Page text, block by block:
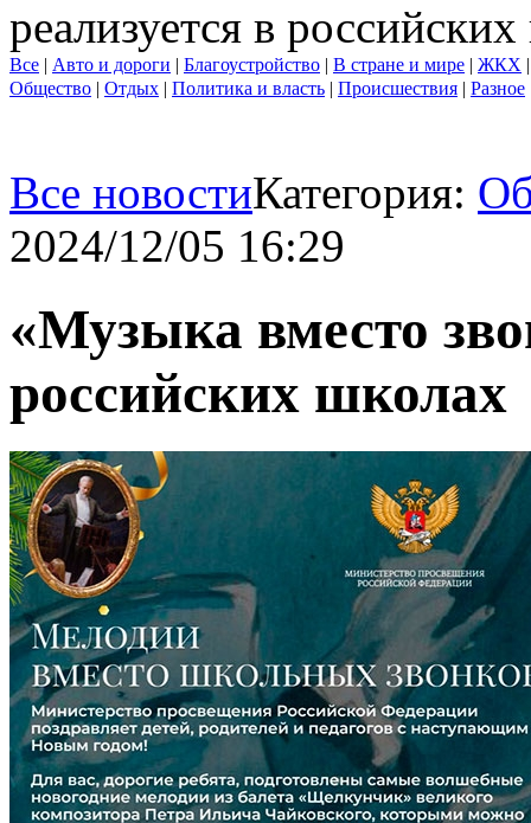
реализуется в
Все | Авто и дороги | Благоустройство | В стране и мире | ЖКХ
Общество | Отдых | Политика и власть | Происшествия | Разное
Все новостиКатегория:
2024/12/05 16:29
«Музыка вместо
российских школах